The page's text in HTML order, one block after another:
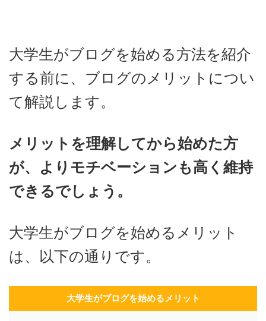
大学生がブログを始める方法を紹介
する前に、ブログのメリットについ
て解説します。
メリットを理解してから始めた方
が、よりモチベーションも高く維持
できるでしょう。
大学生がブログを始めるメリット
は、以下の通りです。
大学生がブログを始めるメリット